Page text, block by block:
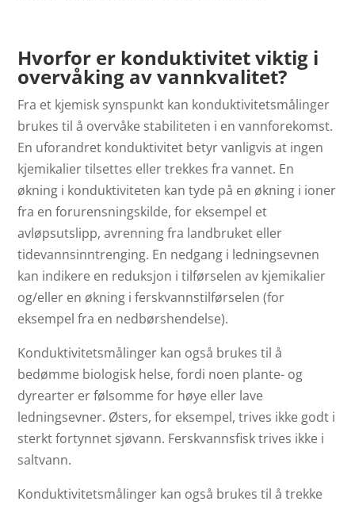
Hvorfor er konduktivitet viktig i
overvåking av vannkvalitet?
Fra et kjemisk synspunkt kan konduktivitetsmålinger
brukes til å overvåke stabiliteten i en vannforekomst.
En uforandret konduktivitet betyr vanligvis at ingen
kjemikalier tilsettes eller trekkes fra vannet. En
økning i konduktiviteten kan tyde på en økning i ioner
fra en forurensningskilde, for eksempel et
avløpsutslipp, avrenning fra landbruket eller
tidevannsinntrenging. En nedgang i ledningsevnen
kan indikere en reduksjon i tilførselen av kjemikalier
og/eller en økning i ferskvannstilførselen (for
eksempel fra en nedbørshendelse).
Konduktivitetsmålinger kan også brukes til å
bedømme biologisk helse, fordi noen plante- og
dyrearter er følsomme for høye eller lave
ledningsevner. Østers, for eksempel, trives ikke godt i
sterkt fortynnet sjøvann. Ferskvannsfisk trives ikke i
saltvann.
Konduktivitetsmålinger kan også brukes til å trekke